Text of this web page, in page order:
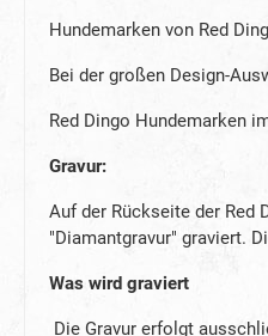
Hundemarken von Red
Bei der großen Design-
Red Dingo Hundemarken
Gravur:
Auf der Rückseite der Red
"Diamantgravur" graviert.
Was wird graviert
Die Gravur erfolgt